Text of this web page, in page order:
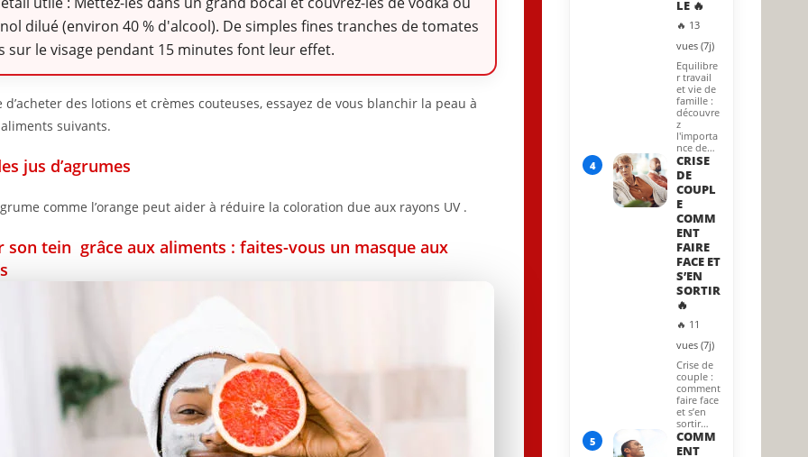
dilué (environ 40 % d'alcool). De simples fines tranches de tomates
sur le visage pendant 15 minutes font leur effet.
d’acheter des lotions et crèmes couteuses, essayez de vous blanchir la peau à
aliments suivants.
jus d’agrumes
comme l’orange peut aider à réduire la coloration due aux rayons UV .
son tein grâce aux aliments : faites-vous un masque aux
LE 🔥
🔥 13
vues (7j)
Equilibre
r travail
et vie de
famille :
découvre
z
l'importa
nce de…
4
CRISE
DE
COUPL
E
COMM
ENT
FAIRE
FACE ET
S’EN
SORTIR
🔥
🔥 11
vues (7j)
Crise de
couple :
comment
faire face
et s’en
sortir…
5
COMM
ENT